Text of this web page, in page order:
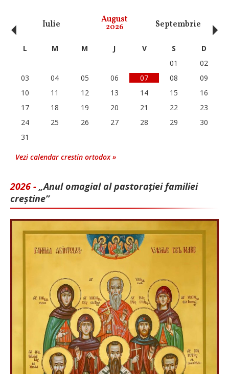
Iulie August
2026 Septembrie
‹ L M M J V S
D
01
02
03
04 05 06 07 08
09
10
11 12 13 14 15
16
17
18 19 20 21 22
23
24
25 26 27 28 29
30
31
Vezi calendar crestin ortodox »
2026 - „Anul omagial al pastorației familiei
creștine”